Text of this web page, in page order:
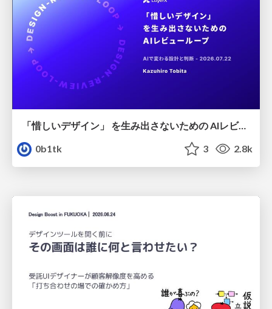
「惜しいデザイン」 を生み出さないための AIレビューループ
0b1tk
3 2.8k